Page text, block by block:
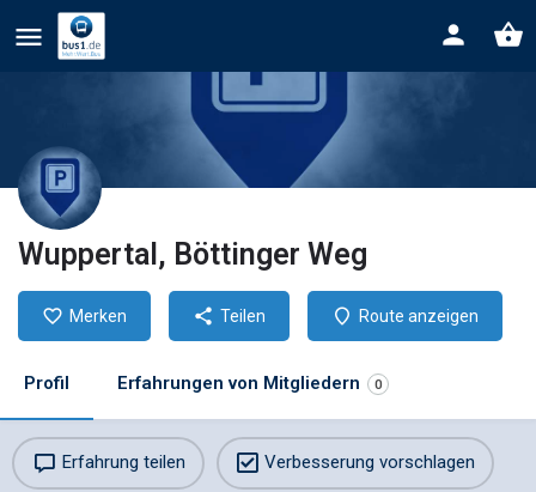
Wuppertal, Böttinger Weg
Merken Teilen Route anzeigen
Profil Erfahrungen von Mitgliedern 0
Erfahrung teilen Verbesserung vorschlagen